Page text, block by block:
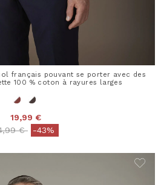
français pouvant se porter avec des
100 % coton à rayures larges
19,99 €
reduced from
€to-43%